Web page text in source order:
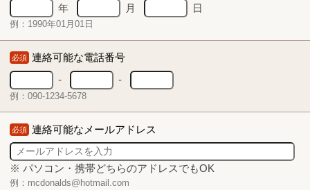
年
月 日
例：1990年01月01日
必須 連絡可能な電話番号
-
-
例：090-1234-5678
必須 連絡可能なメールアドレス
※ パソコン・携帯どちらのアドレスでもOK
例：mcdonalds@hotmail.com